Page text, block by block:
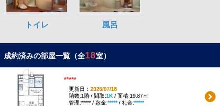
成約済みの部屋一覧（全18室）
*****
更新日： 2026/07/18
階数:1階 / 間取:1K/ 面積:19.87㎡
管理:***** / 敷金:*****/ 礼金:*****